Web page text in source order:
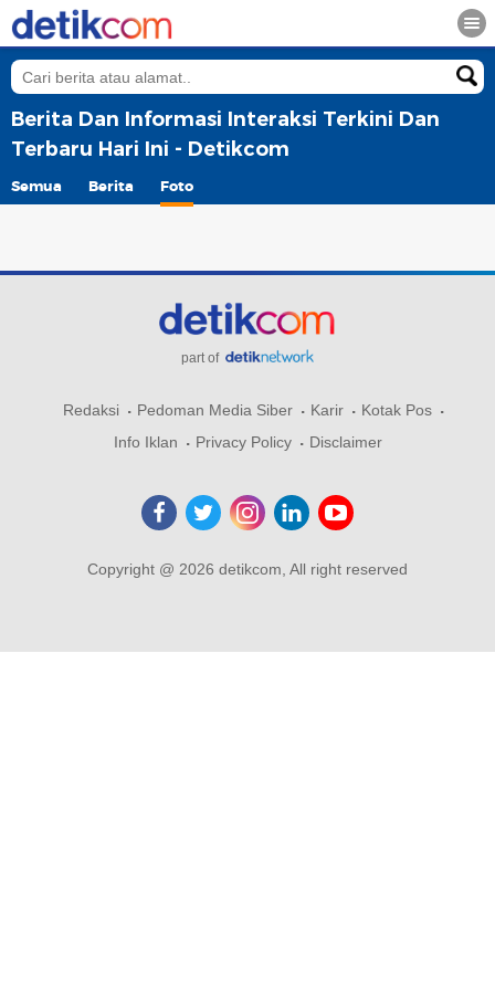
Berita Dan Informasi Interaksi Terkini Dan
Terbaru Hari Ini - Detikcom
Semua Berita Foto
part of
Redaksi Pedoman Media Siber Karir
Kotak Pos
Info Iklan
Privacy Policy Disclaimer
Copyright @ 2026 detikcom, All right reserved